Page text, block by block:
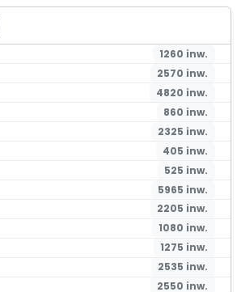
1260 inw.
2570 inw.
4820 inw.
860 inw.
2325 inw.
405 inw.
525 inw.
5965 inw.
2205 inw.
1080 inw.
1275 inw.
2535 inw.
2550 inw.